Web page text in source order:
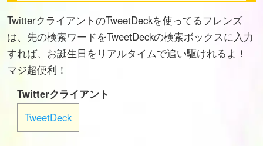
TwitterクライアントのTweetDeckを使ってるフレンズ
は、先の検索ワードをTweetDeckの検索ボックスに入力
すれば、お誕生日をリアルタイムで追い駆けれるよ！
マジ超便利！
Twitterクライアント
TweetDeck